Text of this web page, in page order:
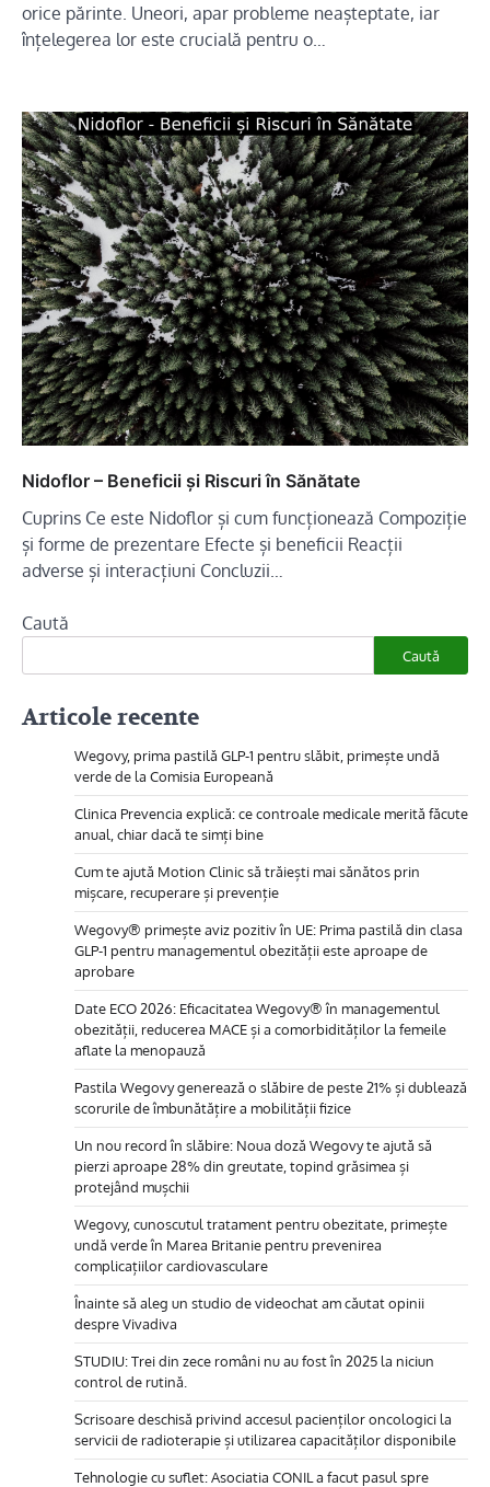
orice părinte. Uneori, apar probleme neașteptate, iar
înțelegerea lor este crucială pentru o…
Nidoflor – Beneficii și Riscuri în Sănătate
Cuprins Ce este Nidoflor și cum funcționează Compoziție
și forme de prezentare Efecte și beneficii Reacții
adverse și interacțiuni Concluzii…
Caută
Caută
Articole recente
Wegovy, prima pastilă GLP-1 pentru slăbit, primește undă
verde de la Comisia Europeană
Clinica Prevencia explică: ce controale medicale merită făcute
anual, chiar dacă te simți bine
Cum te ajută Motion Clinic să trăiești mai sănătos prin
mișcare, recuperare și prevenție
Wegovy® primește aviz pozitiv în UE: Prima pastilă din clasa
GLP-1 pentru managementul obezității este aproape de
aprobare
Date ECO 2026: Eficacitatea Wegovy® în managementul
obezității, reducerea MACE și a comorbidităților la femeile
aflate la menopauză
Pastila Wegovy generează o slăbire de peste 21% și dublează
scorurile de îmbunătățire a mobilității fizice
Un nou record în slăbire: Noua doză Wegovy te ajută să
pierzi aproape 28% din greutate, topind grăsimea și
protejând mușchii
Wegovy, cunoscutul tratament pentru obezitate, primește
undă verde în Marea Britanie pentru prevenirea
complicațiilor cardiovasculare
Înainte să aleg un studio de videochat am căutat opinii
despre Vivadiva
STUDIU: Trei din zece români nu au fost în 2025 la niciun
control de rutină.
Scrisoare deschisă privind accesul pacienților oncologici la
servicii de radioterapie și utilizarea capacităților disponibile
Tehnologie cu suflet: Asociatia CONIL a facut pasul spre